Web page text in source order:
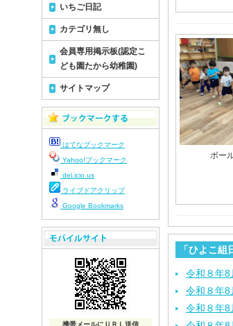
ボー
「ひよこ
令和８年8
令和８年8
令和８年8
いちご日記
カテゴリ無し
会員専用掲示板(認定こ
ども園たから幼稚園)
サイトマップ
はてなブックマーク
Yahoo!ブックマーク
del.icio.us
ライブドアクリップ
Google Bookmarks
携帯メールにＵＲＬ送信